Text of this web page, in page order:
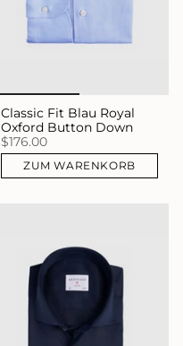
Classic Fit Blau Royal
Oxford Button Down
$176.00
ZUM WARENKORB